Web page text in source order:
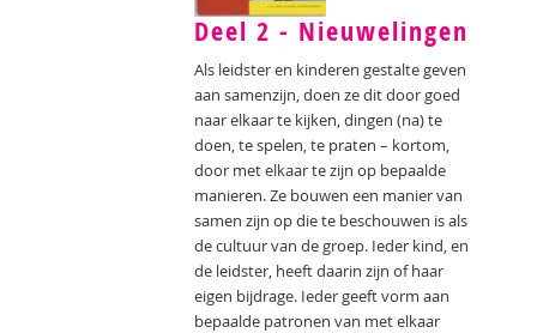
Deel 2 - Nieuwelingen
Als leidster en kinderen gestalte geven
aan samenzijn, doen ze dit door goed
naar elkaar te kijken, dingen (na) te
doen, te spelen, te praten – kortom,
door met elkaar te zijn op bepaalde
manieren. Ze bouwen een manier van
samen zijn op die te beschouwen is als
de cultuur van de groep. Ieder kind, en
de leidster, heeft daarin zijn of haar
eigen bijdrage. Ieder geeft vorm aan
bepaalde patronen van met elkaar